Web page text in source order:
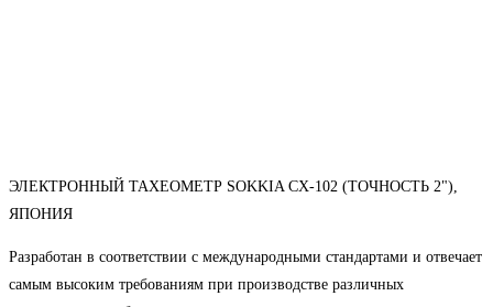
ЭЛЕКТРОННЫЙ ТАХЕОМЕТР SOKKIA CX-102 (ТОЧНОСТЬ 2"),
ЯПОНИЯ
Разработан в соответствии с международными стандартами и отвечает
самым высоким требованиям при производстве различных